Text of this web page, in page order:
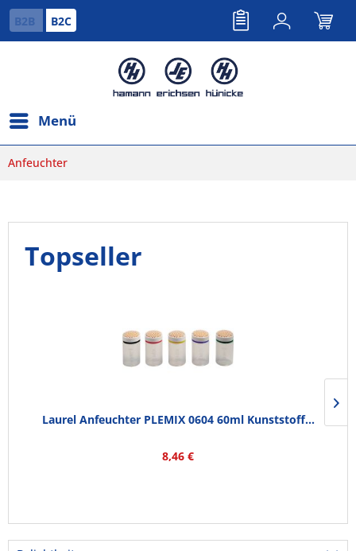
B2B B2C
Menü
Anfeuchter
Topseller
Laurel Anfeuchter PLEMIX 0604 60ml Kunststoff...
8,46 €